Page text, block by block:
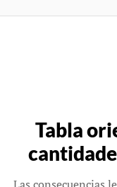
Tabla